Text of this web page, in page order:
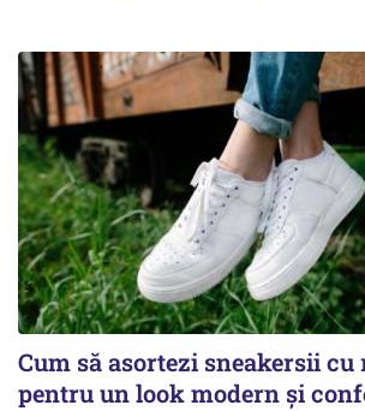
Cum să asortezi sneakersii
pentru un look modern și